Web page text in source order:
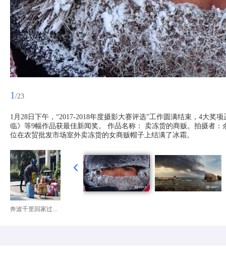
1 /23
1月28日下午，“2017-2018年度摄影大赛评选”工作圆满结束，4大奖
临》等9幅作品获最佳新闻奖。 作品名称： 卖冻货的商贩。拍摄者
位在农贸批发市场室外卖冻货的女商贩帽子上结满了冰霜。
奔波千里回家过...